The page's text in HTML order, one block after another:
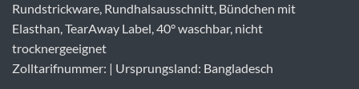
Rundstrickware, Rundhalsausschnitt, Bündchen mit
Elasthan, TearAway Label, 40° waschbar, nicht
trocknergeeignet
Zolltarifnummer: | Ursprungsland: Bangladesch